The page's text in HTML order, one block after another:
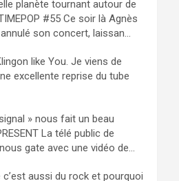
planète tournant autour de
#55 Ce soir là Agnès
son concert, laissan...
like You. Je viens de
excellente reprise du tube
» nous fait un beau
La télé public de
gate avec une vidéo de...
c’est aussi du rock et pourquoi